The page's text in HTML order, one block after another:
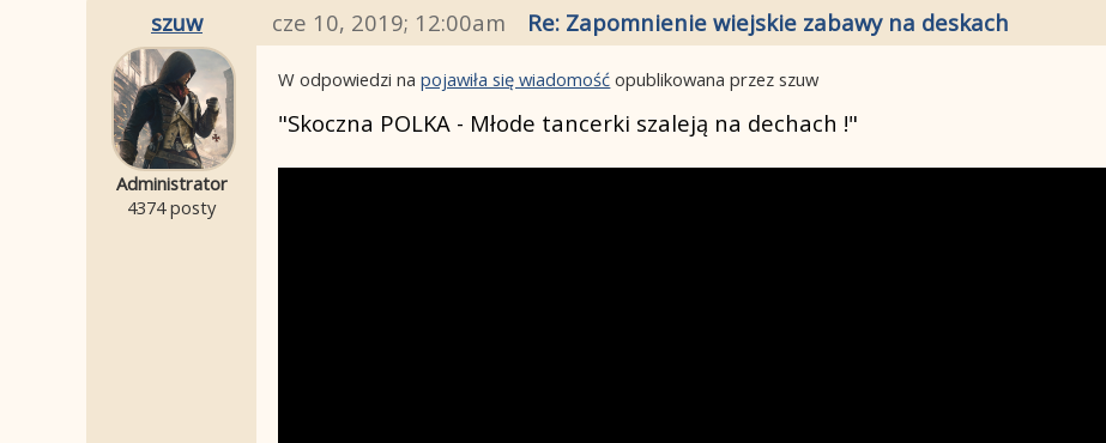
szuw cze 10, 2019; 12:00am Re: Zapomnienie wiejskie zabawy na deskach
Administrator
4374 posty
W odpowiedzi napojawiła się wiadomość opublikowana przez szuw
"Skoczna POLKA - Młode tancerki szaleją na dechach !"